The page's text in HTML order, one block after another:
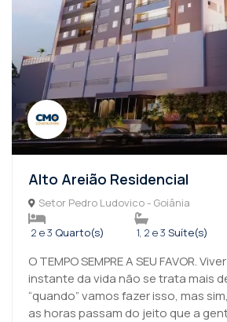
Alto Areião Residencial
Setor Pedro Ludovico - Goiânia
2 e 3 Quarto(s) 1, 2 e 3 Suíte(s)
O TEMPO SEMPRE A SEU FAVOR.
instante da vida não se trata mais
“quando” vamos fazer isso, mas
as horas passam do jeito que a